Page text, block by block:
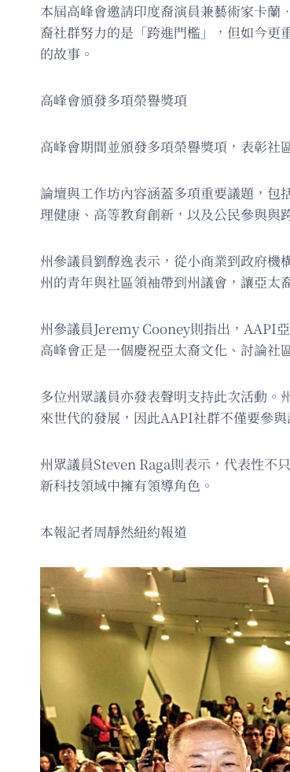
本屆高峰會邀請印度裔演員兼藝術家卡
裔社群努力的是「跨進門檻」，但如今
的故事。
高峰會頒發多項榮譽獎項
高峰會期間並頒發多項榮譽獎項，表彰
論壇與工作坊內容涵蓋多項重要議題，
理健康、高等教育創新，以及公民參與與
州參議員劉醇逸表示，從小商業到政府
州的青年與社區領袖帶到州議會，讓亞太
州參議員Jeremy Cooney則指出，AAPI
高峰會正是一個慶祝亞太裔文化、討論社
多位州眾議員亦發表聲明支持此次活動
來世代的發展，因此AAPI社群不僅要參
州眾議員Steven Raga則表示，代表性不
新科技領域中擁有領導角色。
本報記者周靜然紐約報道